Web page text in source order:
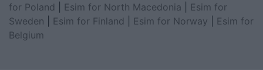
for Poland
Esim for North Macedonia
Esim for
Sweden
Esim for Finland Esim for Norway
Esim for
Belgium